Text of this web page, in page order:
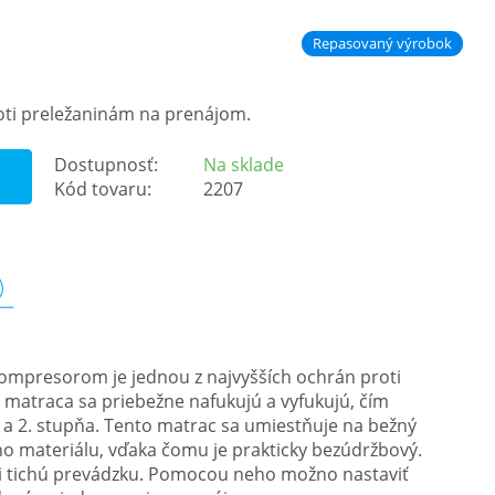
Repasovaný výrobok
preležaninám na prenájom.
Dostupnosť:
Na sklade
Kód tovaru:
2207
je jednou z najvyšších ochrán proti
sa priebežne nafukujú a vyfukujú, čím
2. stupňa. Tento matrac sa umiestňuje na bežný
materiálu, vďaka čomu je prakticky bezúdržbový.
prevádzku. Pomocou neho možno nastaviť